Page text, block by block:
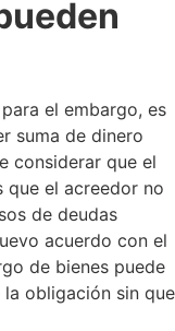
el embargo, es
suma de dinero
considerar que el
el acreedor no
de deudas
acuerdo con el
de bienes puede
obligación sin que